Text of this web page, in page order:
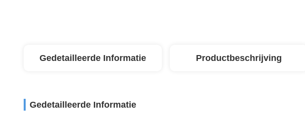
Gedetailleerde Informatie Productbeschrijving
Gedetailleerde Informatie